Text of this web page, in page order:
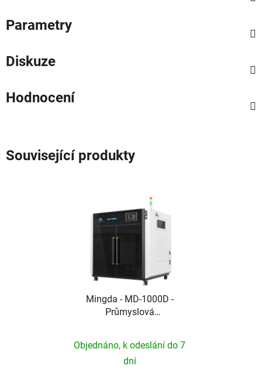
Parametry
Diskuze
Hodnocení
Související produkty
Mingda - MD-1000D -
Průmyslová
systémem a objemem 1
m³
Objednáno, k odeslání do 7
dní